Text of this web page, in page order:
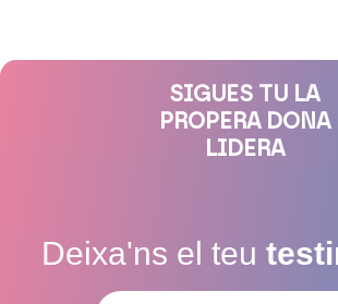
SIGUES TU LA
PROPERA DONA
LIDERA
Deixa'ns el teu